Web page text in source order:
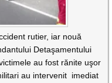
rutier, iar nouă
Detaşamentului
au fost rănite uşor
au intervenit imediat